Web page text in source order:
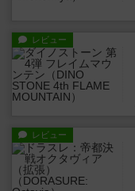
レビュー
レビュー